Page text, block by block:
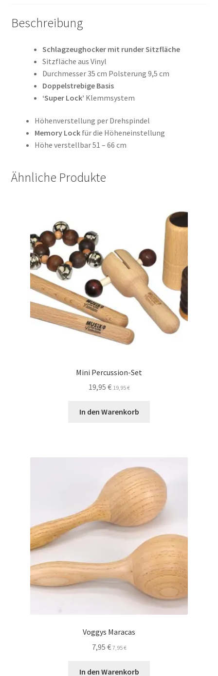
Beschreibung
Schlagzeughocker mit runder Sitzfläche
Sitzfläche aus Vinyl
Durchmesser 35 cm Polsterung 9,5 cm
Doppelstrebige Basis
‘Super Lock’ Klemmsystem
Höhenverstellung per Drehspindel
Memory Lockfür die Höheneinstellung
Höhe verstellbar 51 – 66 cm
Ähnliche Produkte
Mini Percussion-Set
19,95 € 19,95€
In den Warenkorb
Voggys Maracas
7,95 € 7,95€
In den Warenkorb